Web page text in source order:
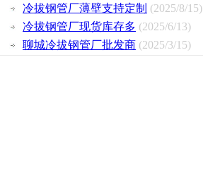
冷拔钢管厂薄壁支持定制 (2025/8/15)
冷拔钢管厂现货库存多 (2025/6/13)
聊城冷拔钢管厂批发商 (2025/3/15)